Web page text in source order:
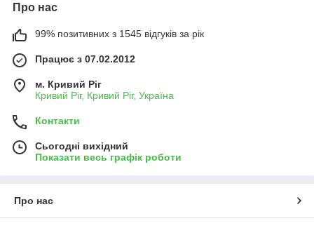
Про нас
99% позитивних з 1545 відгуків за рік
Працює з 07.02.2012
м. Кривий Ріг
Кривий Ріг, Кривий Ріг, Україна
Контакти
Сьогодні вихідний
Показати весь графік роботи
Про нас